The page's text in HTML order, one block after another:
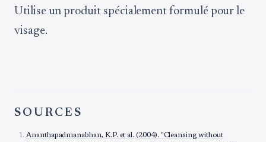
Utilise un produit spécialement formulé pour le
visage.
SOURCES
Ananthapadmanabhan, K.P. et al. (2004). "Cleansing without